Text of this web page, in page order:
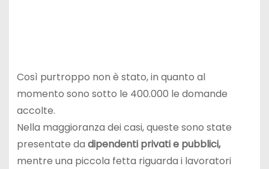
Così purtroppo non è stato, in quanto al
momento sono sotto le 400.000 le domande
accolte.
Nella maggioranza dei casi, queste sono state
presentate da dipendenti privati e pubblici,
mentre una piccola fetta riguarda i lavoratori